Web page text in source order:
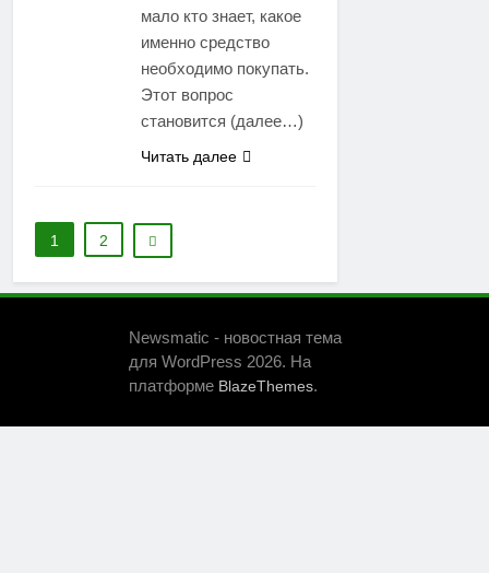
мало кто знает, какое
именно средство
необходимо покупать.
Этот вопрос
становится (далее…)
Читать далее
1 2
Newsmatic - новостная тема
для WordPress 2026. На
платформе BlazeThemes.